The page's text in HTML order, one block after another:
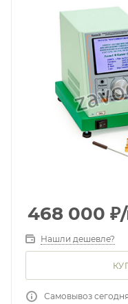
468 000 ₽
Нашли дешевле?
Самовывоз